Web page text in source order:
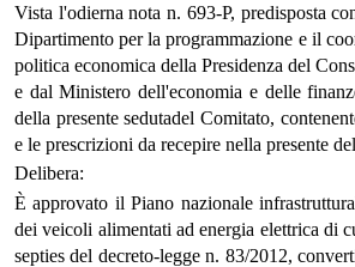
Vista l'odierna nota n. 693-P, predisposta
Dipartimento per la programmazione e il
politica economica della Presidenza del
e dal Ministero dell'economia e delle
della presente sedutadel Comitato,
e le prescrizioni da recepire nella presente
Delibera:
È approvato il Piano nazionale
dei veicoli alimentati ad energia elettrica di
septies del decreto-legge n. 83/2012,